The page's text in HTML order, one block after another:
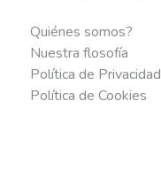
Quiénes somos?
Nuestra flosofía
Política de Privacidad
Política de Cookies